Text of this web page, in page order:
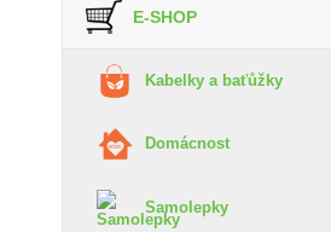
E-SHOP
Kabelky a baťůžky
Domácnost
Samolepky